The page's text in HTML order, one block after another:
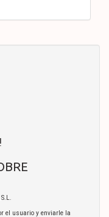
el usuario y enviarle la